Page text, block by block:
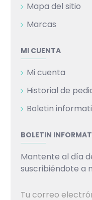
Mapa del sitio
Marcas
MI CUENTA
Mi cuenta
Historial de
Boletin
BOLETIN
Mantente al día
suscribiéndote a